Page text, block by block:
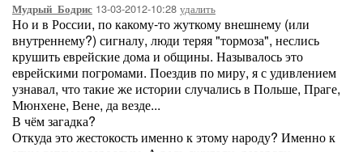
Мудрый_Бодрис 13-03-2012-10:28 удалить
Но и в России, по какому-то жуткому внешнему (или
внутреннему?) сигналу, люди теряя "тормоза", неслись
крушить еврейские дома и общины. Называлось это
еврейскими погромами. Поездив по миру, я с удивлением
узнавал, что такие же истории случались в Польше, Праге,
Мюнхене, Вене, да везде...
В чём загадка?
Откуда это жестокость именно к этому народу? Именно к